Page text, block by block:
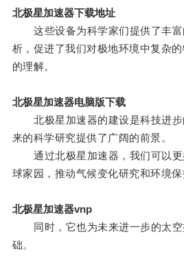
北极星加速器下载地址
这些设备为科学家们提供了丰富
析，促进了我们对极地环境中复杂
的理解。
北极星加速器电脑版下载
北极星加速器的建设是科技进步
来的科学研究提供了广阔的前景。
通过北极星加速器，我们可以更
球家园，推动气候变化研究和环境保
北极星加速器vnp
同时，它也为未来进一步的太空
础。